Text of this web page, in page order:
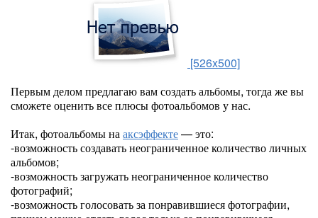
[526x500]
Первым делом предлагаю вам создать альбомы, тогда же вы
сможете оценить все плюсы фотоальбомов у нас.
Итак, фотоальбомы нааксэффекте— это:
-возможность создавать неограниченное количество личных
альбомов;
-возможность загружать неограниченное количество
фотографий;
-возможность голосовать за понравившиеся фотографии,